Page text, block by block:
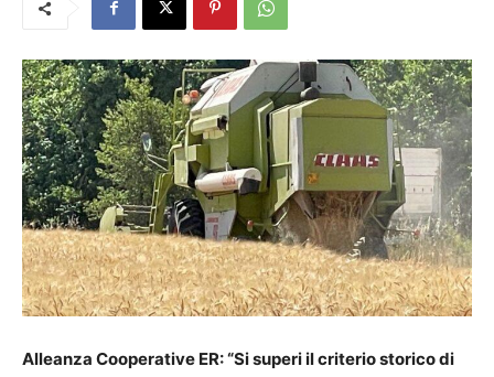
Alleanza Cooperative ER: “Si superi il criterio storico di